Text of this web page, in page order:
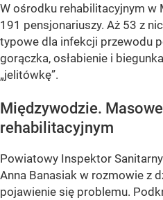
W ośrodku rehabilitacyjnym w
191 pensjonariuszy. Aż 53 z
typowe dla infekcji przewodu
gorączka, osłabienie i
„jelitówkę”.
Międzywodzie.
rehabilitacyjnym
Powiatowy Inspektor
Anna Banasiak w rozmowie z
pojawienie się problemu.